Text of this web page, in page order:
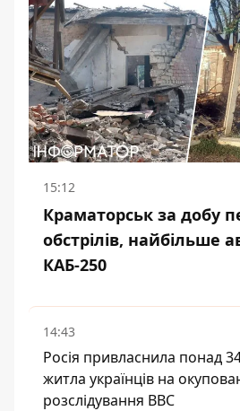
15:12
Краматорськ за добу
обстрілів, найбільше
КАБ-250
14:43
Росія привласнила понад
житла українців на
розслідування BBC